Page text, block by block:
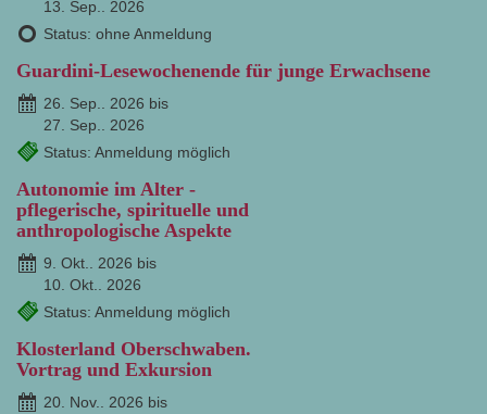
13. Sep.. 2026
Status: ohne Anmeldung
Guardini-Lesewochenende für junge Erwachsene
26. Sep.. 2026 bis
27. Sep.. 2026
Status: Anmeldung möglich
Autonomie im Alter -
pflegerische, spirituelle und
anthropologische Aspekte
9. Okt.. 2026 bis
10. Okt.. 2026
Status: Anmeldung möglich
Klosterland Oberschwaben.
Vortrag und Exkursion
20. Nov.. 2026 bis